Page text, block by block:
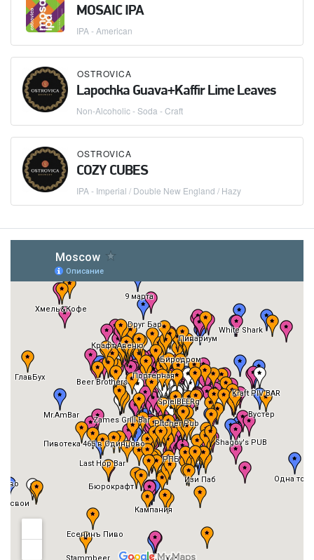
MOSAIC IPA
IPA - American
OSTROVICA
Lapochka Guava+Kaffir Lime Leaves
Non-Alcoholic - Soda - Craft
OSTROVICA
COZY CUBES
IPA - Imperial / Double New England / Hazy